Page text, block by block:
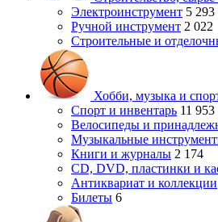
Электроинструмент 5 293
Ручной инструмент 2 022
Строительные и
Хобби, музыка и
Спорт и инвентарь 11 953
Велосипеды и
Музыкальные
Книги и журналы 2 174
CD, DVD, пластинки и
Антиквариат и коллекции
Билеты 6